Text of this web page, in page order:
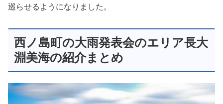
巡らせるようになりました。
西ノ島町の大雨発表会のエリア長大
淵美海の紹介まとめ